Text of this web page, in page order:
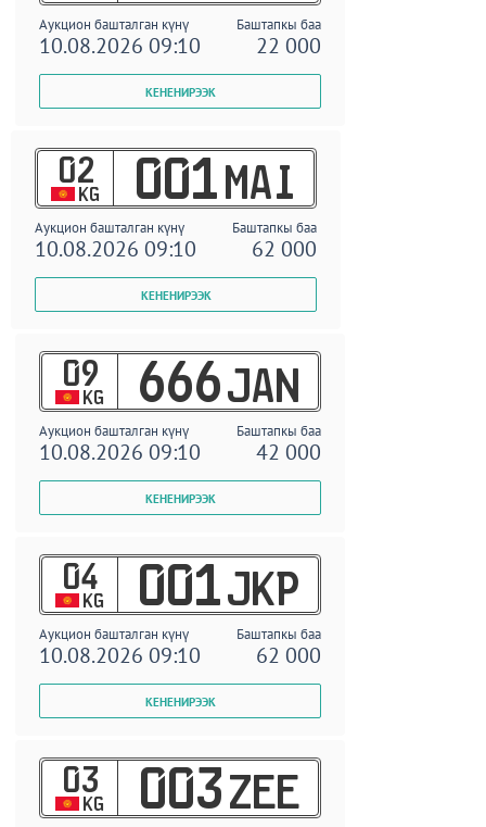
Аукцион башталган күнү Баштапкы баа
10.08.2026 09:10 22 000
02
KG 001 MAI
Аукцион башталган күнү Баштапкы баа
10.08.2026 09:10 62 000
09
KG 666 JAN
Аукцион башталган күнү Баштапкы баа
10.08.2026 09:10 42 000
04
KG 001 JKP
Аукцион башталган күнү Баштапкы баа
10.08.2026 09:10 62 000
03
KG 003 ZEE